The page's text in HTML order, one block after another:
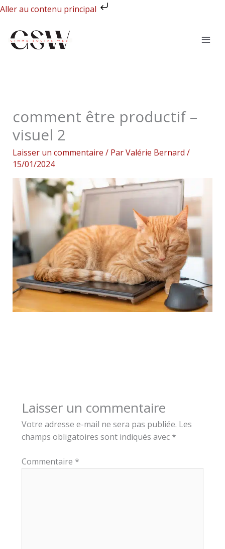
Aller au contenu principal
Aller
contenu
comment être productif –
visuel 2
Laisser un commentaire / ParValérie Bernard /
15/01/2024
Laisser un commentaire
Votre adresse e-mail ne sera pas publiée. Les
champs obligatoires sont indiqués avec *
Commentaire *